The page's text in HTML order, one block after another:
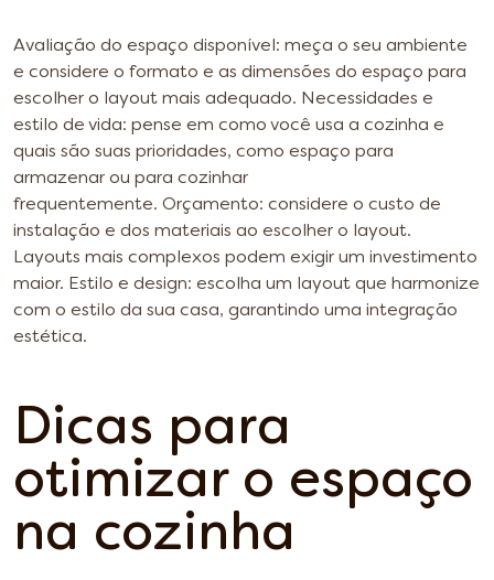
Avaliação do espaço disponível: meça o seu ambiente
e considere o formato e as dimensões do espaço para
escolher o layout mais adequado. Necessidades e
estilo de vida: pense em como você usa a cozinha e
quais são suas prioridades, como espaço para
armazenar ou para cozinhar
frequentemente. Orçamento: considere o custo de
instalação e dos materiais ao escolher o layout.
Layouts mais complexos podem exigir um investimento
maior. Estilo e design: escolha um layout que harmonize
com o estilo da sua casa, garantindo uma integração
estética.
Dicas para
otimizar o espaço
na cozinha